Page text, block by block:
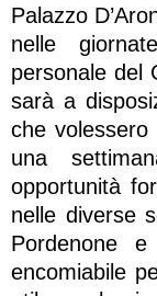
Palazzo
nelle
personale del
sarà a
che volessero
una
opportunità
nelle diverse
Pordenone e
encomiabile